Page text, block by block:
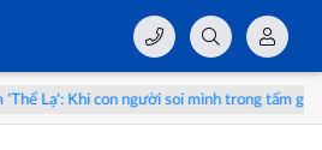
soi mình trong tấm gương AI